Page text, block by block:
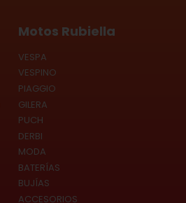
Motos Rubiella
VESPA
VESPINO
PIAGGIO
GILERA
PUCH
DERBI
MODA
BATERÍAS
BUJÍAS
ACCESORIOS